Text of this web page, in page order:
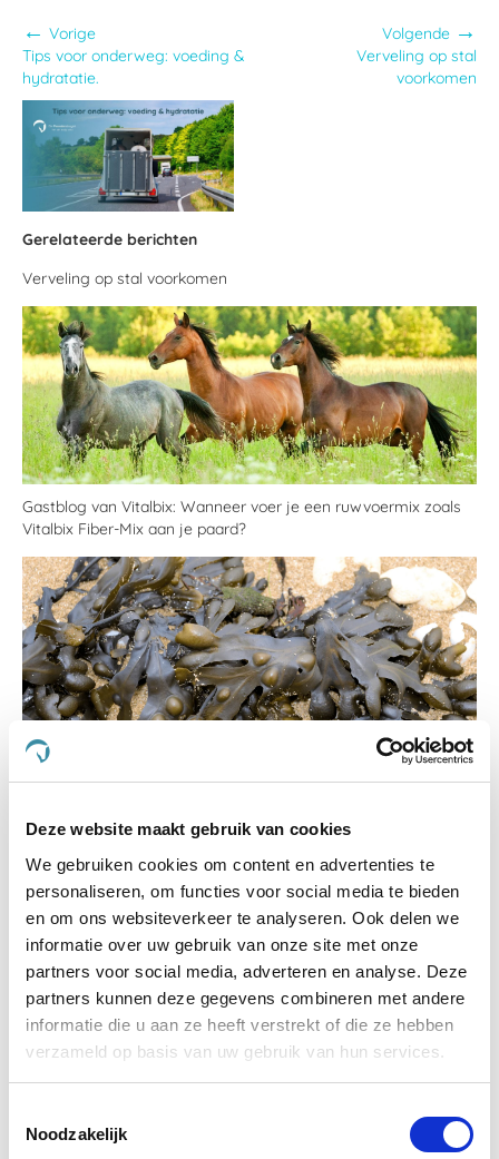
Deze website maakt gebruik van cookies
We gebruiken cookies om content en advertenties te
personaliseren, om functies voor social media te bieden
en om ons websiteverkeer te analyseren. Ook delen we
informatie over uw gebruik van onze site met onze
partners voor social media, adverteren en analyse. Deze
partners kunnen deze gegevens combineren met andere
informatie die u aan ze heeft verstrekt of die ze hebben
verzameld op basis van uw gebruik van hun services.
Noodzakelijk
← Vorige
Tips voor onderweg: voeding &
hydratatie.
Volgende →
Verveling op stal
voorkomen
Gerelateerde berichten
Verveling op stal voorkomen
Gastblog van Vitalbix: Wanneer voer je een ruwvoermix zoals
Vitalbix Fiber-Mix aan je paard?
Zeewier, superfood voor je paard!
Categorieën
Koliek
Spieren en gewrichten